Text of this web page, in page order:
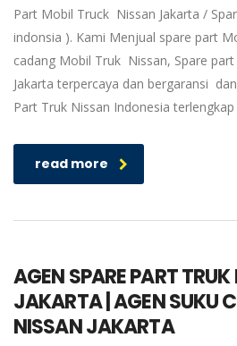
Part Mobil Truck Nissan Jakarta /
indonsia ). Kami Menjual spare part
cadang Mobil Truk Nissan, Spare
Jakarta terpercaya dan bergaransi
Part Truk Nissan Indonesia
read more
AGEN SPARE PART
JAKARTA | AGEN SUKU
NISSAN JAKARTA